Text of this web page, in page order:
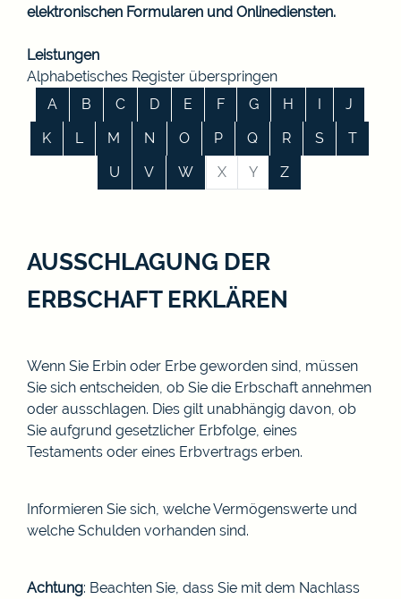
elektronischen Formularen und Onlinediensten.
Leistungen
Alphabetisches Register überspringen
A
B C D E F G H I
J
K
L M N O P Q R S
T
U
V W X Y Z
AUSSCHLAGUNG DER
ERBSCHAFT ERKLÄREN
Wenn Sie Erbin oder Erbe geworden sind, müssen
Sie sich entscheiden, ob Sie die Erbschaft annehmen
oder ausschlagen. Dies gilt unabhängig davon, ob
Sie aufgrund gesetzlicher Erbfolge, eines
Testaments oder eines Erbvertrags erben.
Informieren Sie sich, welche Vermögenswerte und
welche Schulden vorhanden sind.
Achtung: Beachten Sie, dass Sie mit dem Nachlass